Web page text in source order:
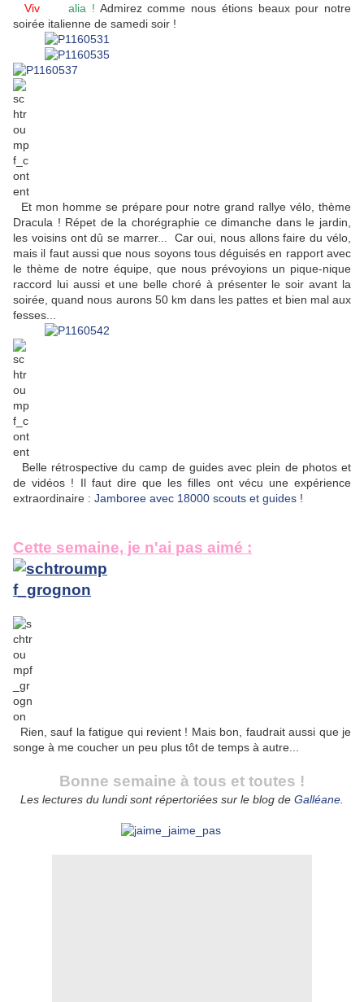
Viva l'It alia ! Admirez comme nous étions beaux pour notre
soirée italienne de samedi soir !
Et mon homme se prépare pour notre grand rallye vélo, thème
Dracula ! Répet de la chorégraphie ce dimanche dans le jardin,
les voisins ont dû se marrer... Car oui, nous allons faire du vélo,
mais il faut aussi que nous soyons tous déguisés en rapport avec
le thème de notre équipe, que nous prévoyions un pique-nique
raccord lui aussi et une belle choré à présenter le soir avant la
soirée, quand nous aurons 50 km dans les pattes et bien mal aux
fesses...
Belle rétrospective du camp de guides avec plein de photos et
de vidéos ! Il faut dire que les filles ont vécu une expérience
extraordinaire : Jamboree avec 18000 scouts et guides !
Cette semaine, je n'ai pas aimé :
Rien, sauf la fatigue qui revient ! Mais bon, faudrait aussi que je
songe à me coucher un peu plus tôt de temps à autre...
Bonne semaine à tous et toutes !
Les lectures du lundi sont répertoriées sur le blog de Galléane